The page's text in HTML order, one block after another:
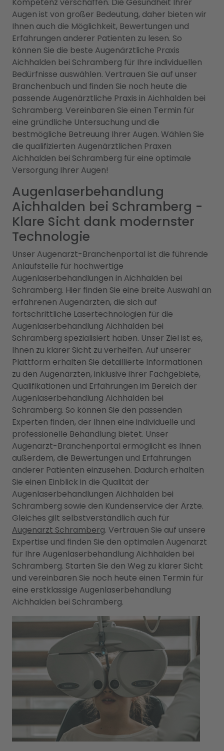
Augen ist von großer Bedeutung, daher bieten wir
Ihnen auch die Möglichkeit, Bewertungen und
Erfahrungen anderer Patienten zu lesen. So
können Sie die beste Augenärztliche Praxis
Aichhalden bei Schramberg für Ihre individuellen
Bedürfnisse auswählen. Vertrauen Sie auf unser
Branchenbuch und finden Sie noch heute die
passende Augenärztliche Praxis in Aichhalden bei
Schramberg. Vereinbaren Sie einen Termin für
eine gründliche Untersuchung und die
bestmögliche Betreuung Ihrer Augen. Wählen Sie
die qualifizierten Augenärztlichen Praxen
Aichhalden bei Schramberg für eine optimale
Versorgung Ihrer Augen!
Augenlaserbehandlung
Aichhalden bei Schramberg -
Klare Sicht dank modernster
Technologie
Unser Augenarzt-Branchenportal ist die führende
Anlaufstelle für hochwertige
Augenlaserbehandlungen in Aichhalden bei
Schramberg. Hier finden Sie eine breite Auswahl an
erfahrenen Augenärzten, die sich auf
fortschrittliche Lasertechnologien für die
Augenlaserbehandlung Aichhalden bei
Schramberg spezialisiert haben. Unser Ziel ist es,
Ihnen zu klarer Sicht zu verhelfen. Auf unserer
Plattform erhalten Sie detaillierte Informationen
zu den Augenärzten, inklusive ihrer Fachgebiete,
Qualifikationen und Erfahrungen im Bereich der
Augenlaserbehandlung Aichhalden bei
Schramberg. So können Sie den passenden
Experten finden, der Ihnen eine individuelle und
professionelle Behandlung bietet. Unser
Augenarzt-Branchenportal ermöglicht es Ihnen
außerdem, die Bewertungen und Erfahrungen
anderer Patienten einzusehen. Dadurch erhalten
Sie einen Einblick in die Qualität der
Augenlaserbehandlungen Aichhalden bei
Schramberg sowie den Kundenservice der Ärzte.
Gleiches gilt selbstverständlich auch für
Augenarzt Schramberg. Vertrauen Sie auf unsere
Expertise und finden Sie den optimalen Augenarzt
für Ihre Augenlaserbehandlung Aichhalden bei
Schramberg. Starten Sie den Weg zu klarer Sicht
und vereinbaren Sie noch heute einen Termin für
eine erstklassige Augenlaserbehandlung
Aichhalden bei Schramberg.